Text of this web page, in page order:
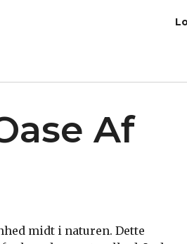
Af
midt i naturen. Dette